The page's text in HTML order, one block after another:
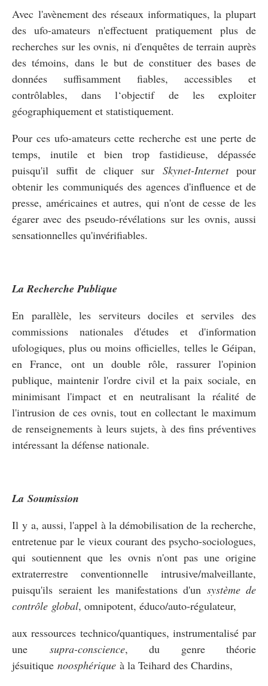
Avec l'avènement des réseaux informatiques, la plupart
des ufo-amateurs n'effectuent pratiquement plus de
recherches sur les ovnis, ni d'enquêtes de terrain auprès
des témoins, dans le but de constituer des bases de
données suffisamment fiables, accessibles et
contrôlables, dans l‘objectif de les exploiter
géographiquement et statistiquement.
Pour ces ufo-amateurs cette recherche est une perte de
temps, inutile et bien trop fastidieuse, dépassée
puisqu'il suffit de cliquer sur Skynet-Internetpour
obtenir les communiqués des agences d'influence et de
presse, américaines et autres, qui n'ont de cesse de les
égarer avec des pseudo-révélations sur les ovnis, aussi
sensationnelles qu'invérifiables.
La Recherche Publique
En parallèle, les serviteurs dociles et serviles des
commissions nationales d'études et d'information
ufologiques, plus ou moins officielles, telles le Géipan,
en France, ont un double rôle, rassurer l'opinion
publique, maintenir l'ordre civil et la paix sociale, en
minimisant l'impact et en neutralisant la réalité de
l'intrusion de ces ovnis, tout en collectant le maximum
de renseignements à leurs sujets, à des fins préventives
intéressant la défense nationale.
La Soumission
Il y a, aussi, l'appel à la démobilisation de la recherche,
entretenue par le vieux courant des psycho-sociologues,
qui soutiennent que les ovnis n'ont pas une origine
extraterrestre conventionnelle intrusive/malveillante,
puisqu'ils seraient les manifestations d'un système de
contrôle global, omnipotent, éduco/auto-régulateur,
aux ressources technico/quantiques, instrumentalisé par
une supra-conscience, du genre théorie
jésuitique noosphérique à la Teihard des Chardins,